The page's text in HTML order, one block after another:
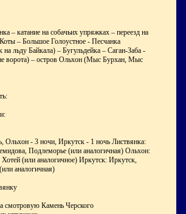
– катание на собачьих упряжках – переезд на
– Большое Голоустное - Песчанка
на льду Байкала) – Бугульдейка – Саган-Заба -
ворота) – остров Ольхон (Мыс Бурхан, Мыс
Ольхон - 3 ночи, Иркутск - 1 ночь Листвянка:
Подлеморье (или аналогичная) Ольхон:
(или аналогичное) Иркутск: Иркутск,
аналогичная)
смотровую Камень Черского